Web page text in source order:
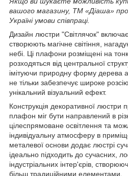
вашого магазину, ТМ «Діаша»
Україні умови співпраці.
Дизайн люстри "Світлячок"
створюють магічне світіння,
небі. Ці плафони розміщені на
розходяться від центральної
імітуючи природну форму дерева
не тільки забезпечує широке
унікальний візуальний ефект.
Конструкція декоративної
плафон міг бути направлений в
цілеспрямоване освітлення та
індивідуальну атмосферу в
металевої основи додає люстрі
ідеально підходить до сучасних,
індустріальних інтер'єрів,
більш традиційними елементами.